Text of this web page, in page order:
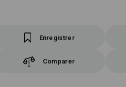
Enregistrer
Comparer